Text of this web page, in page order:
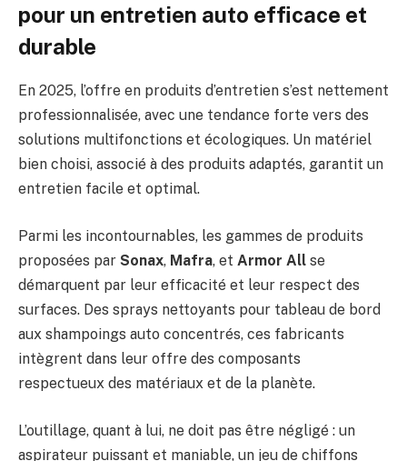
pour un entretien auto efficace et
durable
En 2025, l’offre en produits d’entretien s’est nettement
professionnalisée, avec une tendance forte vers des
solutions multifonctions et écologiques. Un matériel
bien choisi, associé à des produits adaptés, garantit un
entretien facile et optimal.
Parmi les incontournables, les gammes de produits
proposées par Sonax, Mafra, et Armor All se
démarquent par leur efficacité et leur respect des
surfaces. Des sprays nettoyants pour tableau de bord
aux shampoings auto concentrés, ces fabricants
intègrent dans leur offre des composants
respectueux des matériaux et de la planète.
L’outillage, quant à lui, ne doit pas être négligé : un
aspirateur puissant et maniable, un jeu de chiffons